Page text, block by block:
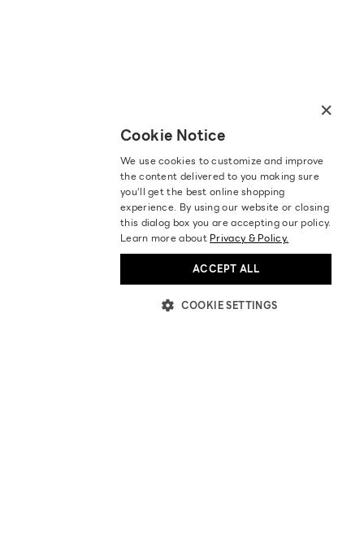
×
Cookie Notice
We use cookies to customize and improve
the content delivered to you making sure
you‘ll get the best online shopping
experience. By using our website or closing
this dialog box you are accepting our policy.
Learn more about Privacy & Policy.
ACCEPT ALL
COOKIE SETTINGS